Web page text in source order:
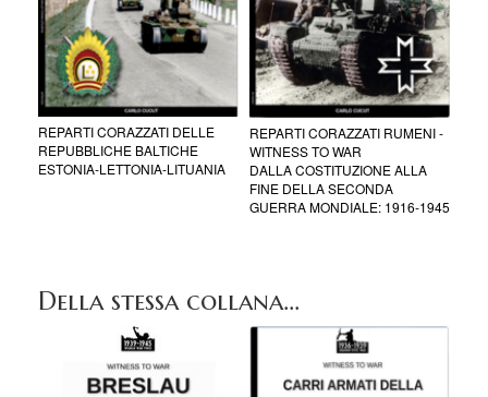
REPARTI CORAZZATI DELLE
REPUBBLICHE BALTICHE
ESTONIA-LETTONIA-LITUANIA
REPARTI CORAZZATI RUMENI -
WITNESS TO WAR
DALLA COSTITUZIONE ALLA
FINE DELLA SECONDA
GUERRA MONDIALE: 1916-1945
Della stessa collana...